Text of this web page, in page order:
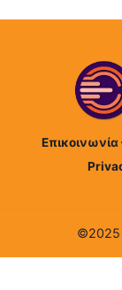
Επικοινωνία
©2025